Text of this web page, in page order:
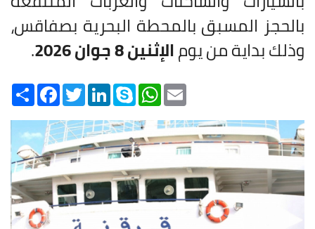
بالحجز المسبق بالمحطة البحرية بصفاقس،
وذلك بداية من يومالإثنين 8 جوان 2026 .
Share
FacebookTwitterLinkedInSkype
WhatsAppEmail